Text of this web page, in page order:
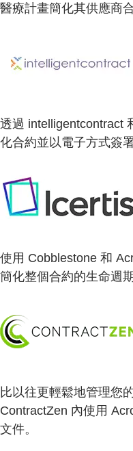
醫療計畫簡化其供應商
透過 intelligentcontract
化合約並以電子方式簽署
使用 Cobblestone 和
簡化整個合約的生命週期
比以往更輕鬆地管理您
ContractZen 內使用
文件。